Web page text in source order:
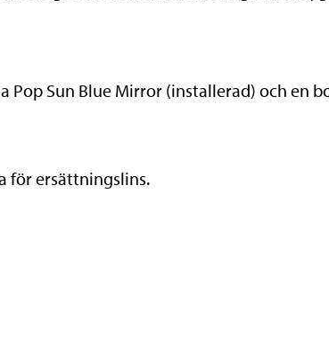
Pop Sun Blue Mirror (installerad) och en
för ersättningslins.